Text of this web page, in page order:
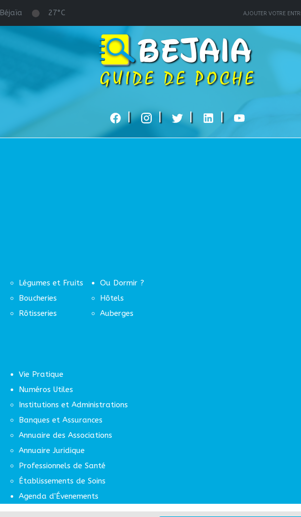
Béjaïa 27°C AJOUTER VOTRE
| | | |
Légumes et Fruits
Boucheries
Rôtisseries
Ou Dormir ?
Hôtels
Auberges
Vie Pratique
Numéros Utiles
Institutions et Administrations
Banques et Assurances
Annuaire des Associations
Annuaire Juridique
Professionnels de Santé
Établissements de Soins
Agenda d'Évenements